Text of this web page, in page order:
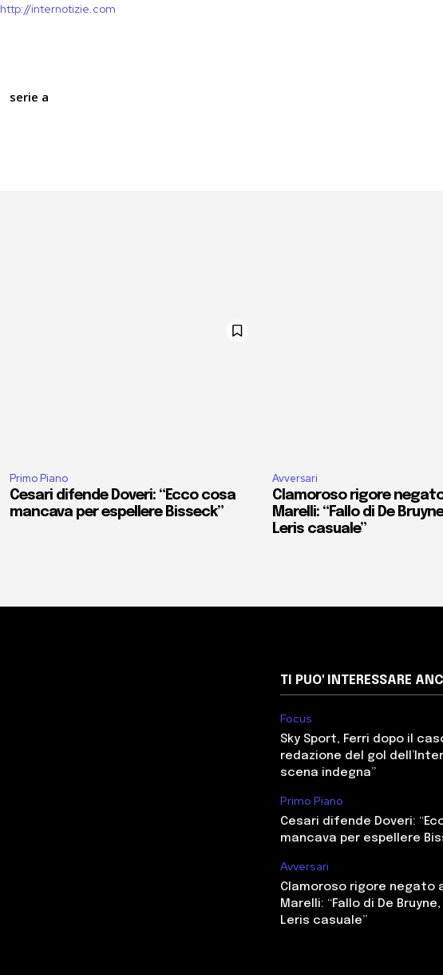
http://internotizie.com
serie a
Primo Piano
Cesari difende Doveri: “Ecco cosa
mancava per espellere Bisseck”
Avversari
Clamoroso rigore
Marelli: “Fallo di De
Leris casuale”
TI PUO' INTERESSARE
Focus
Sky Sport, Ferri dopo il
redazione del gol
scena indegna”
Primo Piano
Cesari difende Doveri:
mancava per espellere
Avversari
Clamoroso rigore negato
Marelli: “Fallo di De
Leris casuale”